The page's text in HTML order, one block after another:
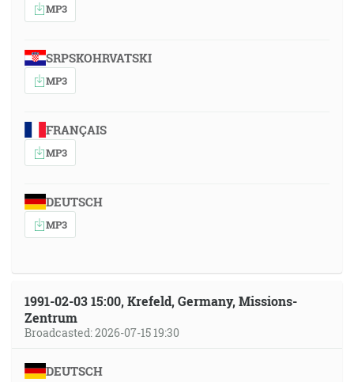
MP3
SRPSKOHRVATSKI
MP3
FRANÇAIS
MP3
DEUTSCH
MP3
1991-02-03 15:00, Krefeld, Germany, Missions-
Zentrum
Broadcasted: 2026-07-15 19:30
DEUTSCH